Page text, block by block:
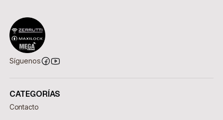
Síguenos
CATEGORÍAS
Contacto